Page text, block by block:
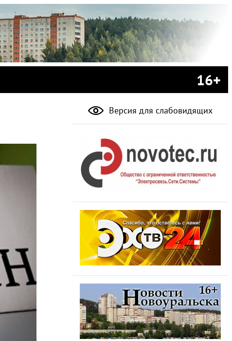
16+
Версия для слабовидящих